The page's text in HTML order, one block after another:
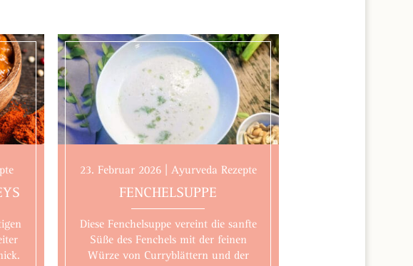
23. Februar 2026 | Ayurveda Rezepte
FENCHELSUPPE
Diese Fenchelsuppe vereint die sanfte
Süße des Fenchels mit der feinen
Würze von Curryblättern und der